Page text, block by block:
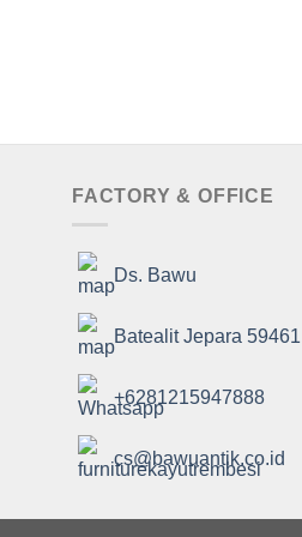
FACTORY & OFFICE
Ds. Bawu
Batealit Jepara 59461
+6281215947888
cs@bawuantik.co.id